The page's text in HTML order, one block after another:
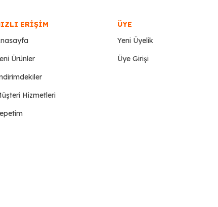
ERIŞIM
Ürünler
Hizmetleri
ÜYE
Yeni Üyelik
Üye Girişi